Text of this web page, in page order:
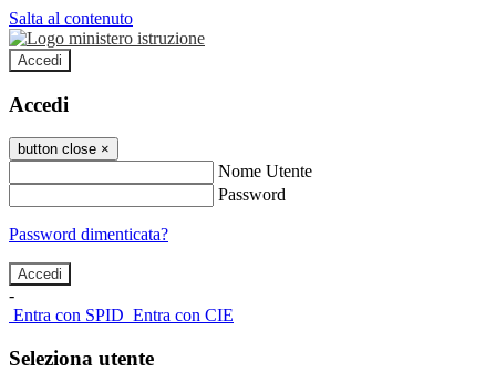
Salta al contenuto
Accedi
Accedi
button close ×
Nome Utente
Password
Password dimenticata?
-
Entra con SPID Entra con CIE
Seleziona utente